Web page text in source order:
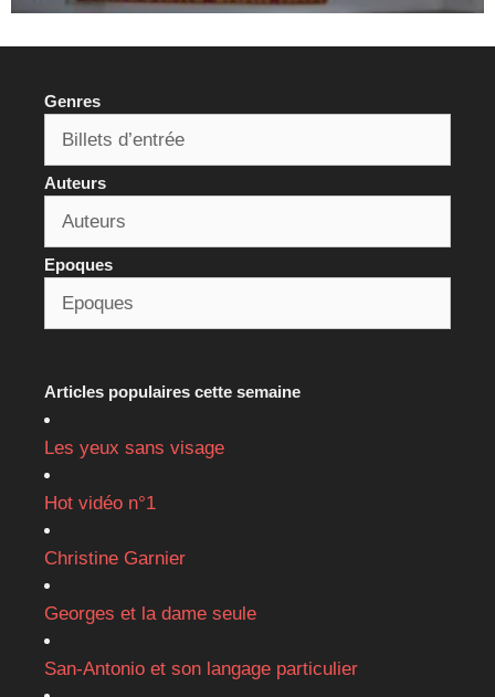
Genres
Auteurs
Epoques
Articles populaires cette semaine
Les yeux sans visage
Hot vidéo n°1
Christine Garnier
Georges et la dame seule
San-Antonio et son langage particulier